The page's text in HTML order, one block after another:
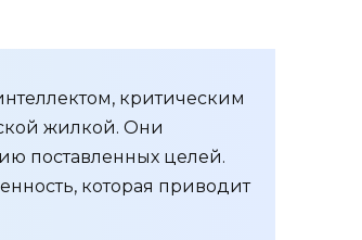
критическим
жилкой. Они
поставленных целей.
которая приводит